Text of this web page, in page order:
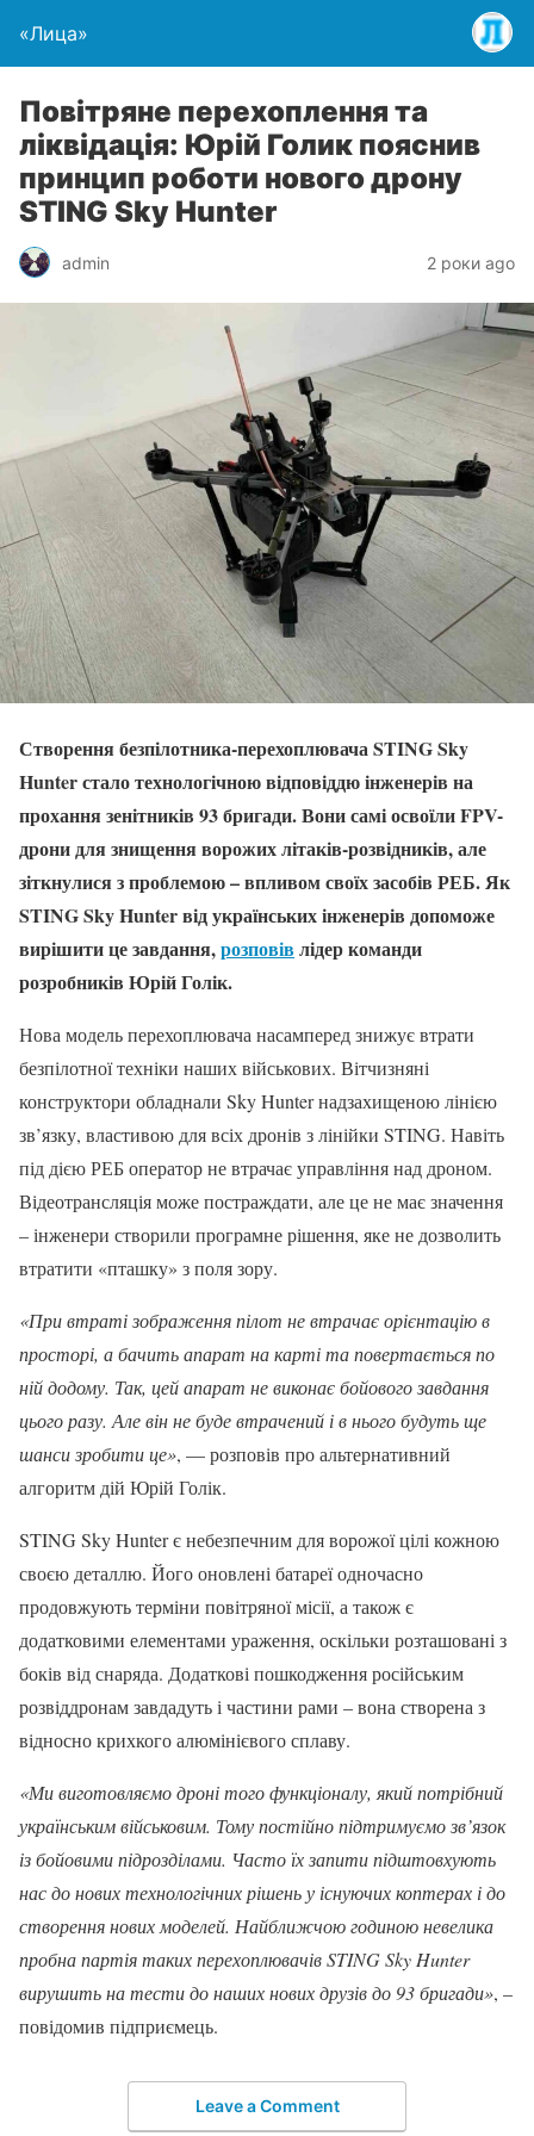
«Лица»
Повітряне перехоплення та
ліквідація: Юрій Голик пояснив
принцип роботи нового дрону
STING Sky Hunter
admin 2 роки ago
Створення безпілотника-перехоплювача STING Sky
Hunter стало технологічною відповіддю інженерів на
прохання зенітників 93 бригади. Вони самі освоїли FPV-
дрони для знищення ворожих літаків-розвідників, але
зіткнулися з проблемою – впливом своїх засобів РЕБ. Як
STING Sky Hunter від українських інженерів допоможе
вирішити це завдання,розповівлідер команди
розробників Юрій Голік.
Нова модель перехоплювача насамперед знижує втрати
безпілотної техніки наших військових. Вітчизняні
конструктори обладнали Sky Hunter надзахищеною лінією
зв’язку, властивою для всіх дронів з лінійки STING. Навіть
під дією РЕБ оператор не втрачає управління над дроном.
Відеотрансляція може постраждати, але це не має значення
– інженери створили програмне рішення, яке не дозволить
втратити «пташку» з поля зору.
«При втраті зображення пілот не втрачає орієнтацію в
просторі, а бачить апарат на карті та повертається по
ній додому. Так, цей апарат не виконає бойового завдання
цього разу. Але він не буде втрачений і в нього будуть ще
шанси зробити це», — розповів про альтернативний
алгоритм дій Юрій Голік.
STING Sky Hunter є небезпечним для ворожої цілі кожною
своєю деталлю. Його оновлені батареї одночасно
продовжують терміни повітряної місії, а також є
додатковими елементами ураження, оскільки розташовані з
боків від снаряда. Додаткові пошкодження російським
розвіддронам завдадуть і частини рами – вона створена з
відносно крихкого алюмінієвого сплаву.
«Ми виготовляємо дроні того функціоналу, який потрібний
українським військовим. Тому постійно підтримуємо зв’язок
із бойовими підрозділами. Часто їх запити підштовхують
нас до нових технологічних рішень у існуючих коптерах і до
створення нових моделей. Найближчою годиною невелика
пробна партія таких перехоплювачів STING Sky Hunter
вирушить на тести до наших нових друзів до 93 бригади», –
повідомив підприємець.
Leave a Comment